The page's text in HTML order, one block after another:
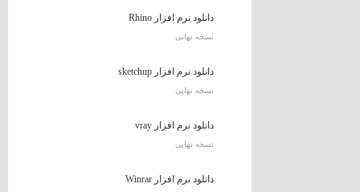
دانلود نرم افزار Rhino
نسخه نهایی
دانلود نرم افزار sketchup
نسخه نهایی
دانلود نرم افزار vray
نسخه نهایی
دانلود نرم افزار Winrar